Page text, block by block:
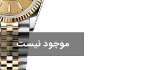
موجود نیست